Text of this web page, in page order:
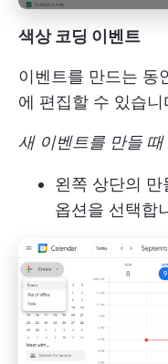
색상 코딩 이벤트
이벤트를 만드는 동
에 편집할 수 있습
새 이벤트를 만들
왼쪽 상단의 만
옵션을 선택합